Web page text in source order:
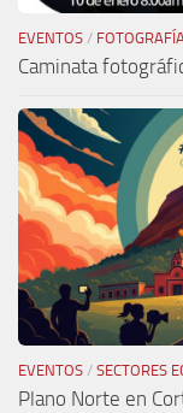
EVENTOS /
Caminata
EVENTOS / SECTORES
Plano Norte en